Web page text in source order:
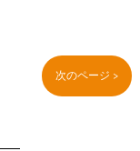
次のページ >